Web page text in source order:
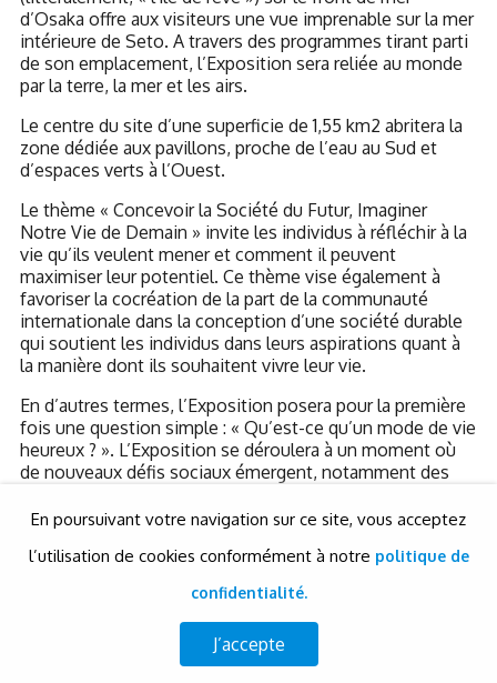
d’Osaka offre aux visiteurs une vue imprenable sur la mer
intérieure de Seto. A travers des programmes tirant parti
de son emplacement, l’Exposition sera reliée au monde
par la terre, la mer et les airs.
Le centre du site d’une superficie de 1,55 km2 abritera la
zone dédiée aux pavillons, proche de l’eau au Sud et
d’espaces verts à l’Ouest.
Le thème « Concevoir la Société du Futur, Imaginer
Notre Vie de Demain » invite les individus à réfléchir à la
vie qu’ils veulent mener et comment il peuvent
maximiser leur potentiel. Ce thème vise également à
favoriser la cocréation de la part de la communauté
internationale dans la conception d’une société durable
qui soutient les individus dans leurs aspirations quant à
la manière dont ils souhaitent vivre leur vie.
En d’autres termes, l’Exposition posera pour la première
fois une question simple : « Qu’est-ce qu’un mode de vie
heureux ? ». L’Exposition se déroulera à un moment où
de nouveaux défis sociaux émergent, notamment des
alors que parallèlement les technologies scientifiques
entraînent des changements pour l’humanité, comme par
exemple, l’allongement de la durée moyenne de vie.
Sauver des vies, Inspirer des vies, Connecter des vies
sont les trois sous-thèmes de l’Exposition. La culture
japonaise repose depuis longtemps sur la conviction que
En poursuivant votre navigation sur ce site, vous acceptez
l’utilisation de cookies conformément à notre politique de
confidentialité.
J’accepte